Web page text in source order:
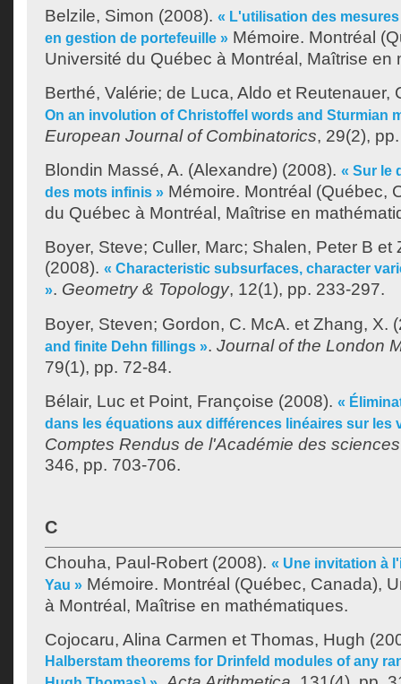
Belzile, Simon (2008). « L'utilisation des
en gestion de portefeuille » Mémoire. Montréal
Université du Québec à Montréal, Maîtrise en
Berthé, Valérie; de Luca, Aldo et Reutenauer,
On an involution of Christoffel words and Sturmian
European Journal of Combinatorics, 29(2),
Blondin Massé, A. (Alexandre) (2008). « Sur le
des mots infinis » Mémoire. Montréal (Québec,
du Québec à Montréal, Maîtrise en
Boyer, Steve; Culler, Marc; Shalen, Peter B et
(2008). « Characteristic subsurfaces, character
». Geometry & Topology, 12(1), pp. 233-297.
Boyer, Steven; Gordon, C. McA. et Zhang, X.
and finite Dehn fillings ». Journal of the London
79(1), pp. 72-84.
Bélair, Luc et Point, Françoise (2008). «
dans les équations aux différences linéaires sur les
Comptes Rendus de l'Académie des
346, pp. 703-706.
C
Chouha, Paul-Robert (2008). « Une invitation à
Yau » Mémoire. Montréal (Québec, Canada),
à Montréal, Maîtrise en mathématiques.
Cojocaru, Alina Carmen et Thomas, Hugh
Halberstam theorems for Drinfeld modules of any